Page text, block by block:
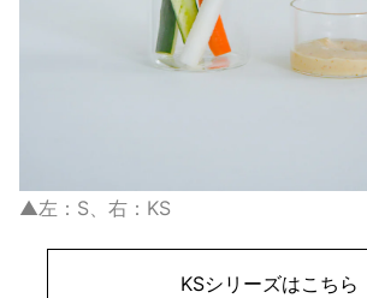
▲左：S、右：KS
KSシリーズはこちら